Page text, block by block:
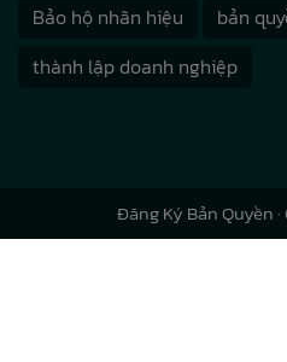
Bảo hộ nhãn hiệu
bản
thành lập doanh nghiệp
Đăng Ký Bản Quyền